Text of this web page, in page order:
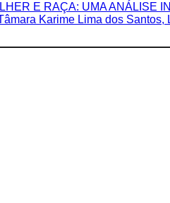
E RAÇA: UMA ANÁLISE
Karime Lima dos Santos,